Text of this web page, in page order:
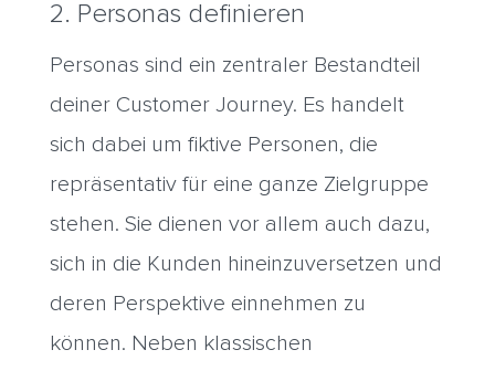
2. Personas definieren
Personas sind ein zentraler Bestandteil
deiner Customer Journey. Es handelt
sich dabei um fiktive Personen, die
repräsentativ für eine ganze Zielgruppe
stehen. Sie dienen vor allem auch dazu,
sich in die Kunden hineinzuversetzen und
deren Perspektive einnehmen zu
können. Neben klassischen